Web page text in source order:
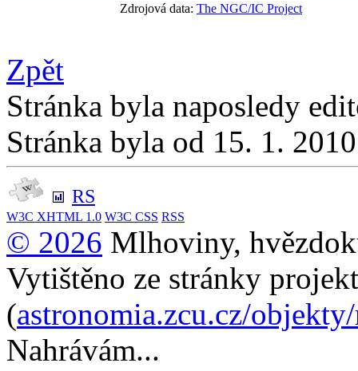
Zdrojová data: The NGC/IC Project
Zpět
Stránka byla naposledy
Stránka byla od 15. 1.
RS
W3C XHTML 1.0 W3C CSS RSS
© 2026 Mlhoviny,
Vytištěno ze stránky
(astronomia.zcu.cz/
Nahrávám...